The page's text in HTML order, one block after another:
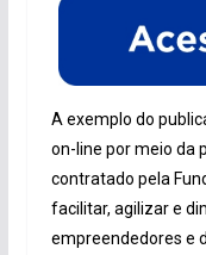
A exemplo do
on-line por meio da
contratado pela
facilitar, agilizar e
empreendedores e